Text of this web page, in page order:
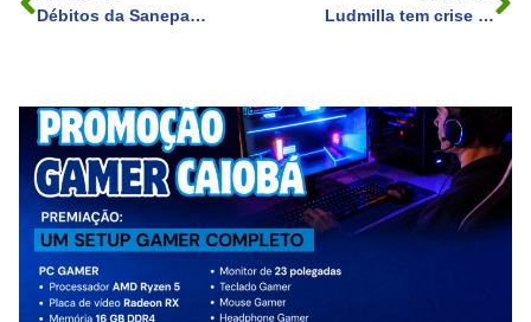
Débitos da Sanepar podem ser parcelados em até 60 vezes Ludmilla tem crise renal durante show em Curitiba e vai para o hospital